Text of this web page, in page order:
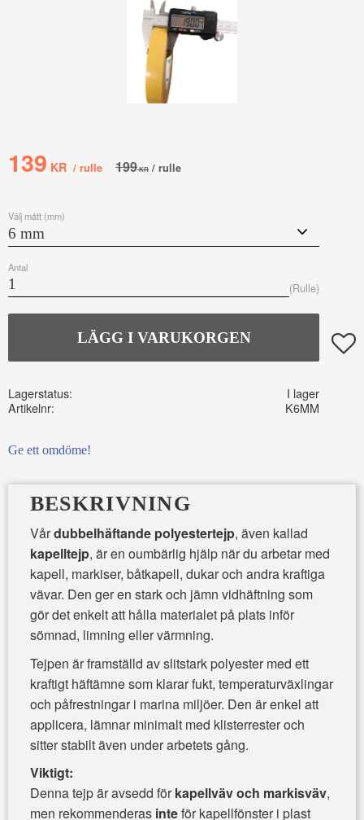
Nedsatt pris:
139 KR / rulle Ordinarie pris:
199KR / rulle
Välj mått (mm)
Antal
Rulle
Lägg
Lagerstatus
I lager
Artikelnr
K6MM
Ge ett omdöme!
BESKRIVNING
Vårdubbelhäftande polyestertejp, även kallad
kapelltejp, är en oumbärlig hjälp när du arbetar med
kapell, markiser, båtkapell, dukar och andra kraftiga
vävar. Den ger en stark och jämn vidhäftning som
gör det enkelt att hålla materialet på plats inför
sömnad, limning eller värmning.
Tejpen är framställd av slitstark polyester med ett
kraftigt häftämne som klarar fukt, temperaturväxlingar
och påfrestningar i marina miljöer. Den är enkel att
applicera, lämnar minimalt med klisterrester och
sitter stabilt även under arbetets gång.
Viktigt:
Denna tejp är avsedd förkapellväv och markisväv,
men rekommenderas inteför kapellfönster i plast